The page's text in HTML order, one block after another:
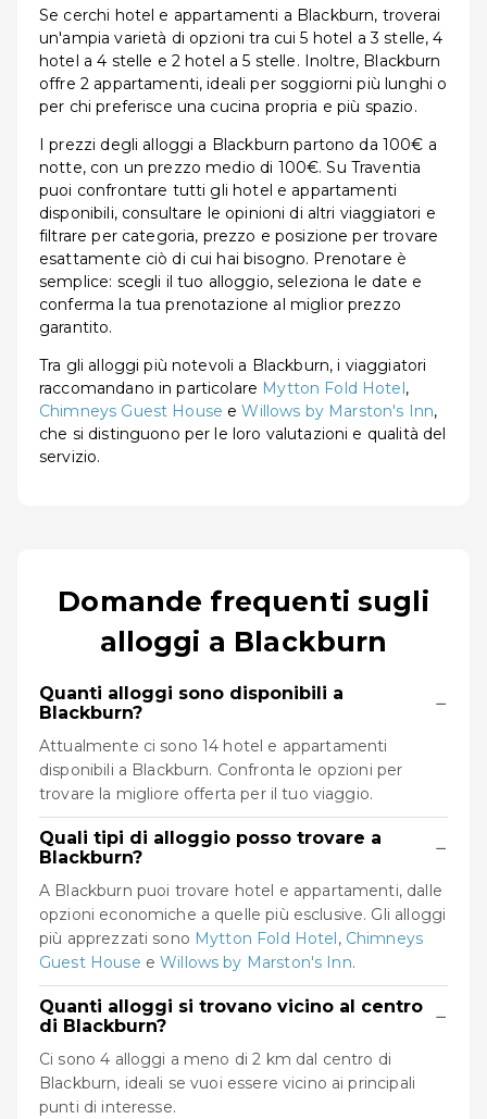
Se cerchi hotel e appartamenti a Blackburn, troverai
un'ampia varietà di opzioni tra cui 5 hotel a 3 stelle, 4
hotel a 4 stelle e 2 hotel a 5 stelle. Inoltre, Blackburn
offre 2 appartamenti, ideali per soggiorni più lunghi o
per chi preferisce una cucina propria e più spazio.
I prezzi degli alloggi a Blackburn partono da 100€ a
notte, con un prezzo medio di 100€. Su Traventia
puoi confrontare tutti gli hotel e appartamenti
disponibili, consultare le opinioni di altri viaggiatori e
filtrare per categoria, prezzo e posizione per trovare
esattamente ciò di cui hai bisogno. Prenotare è
semplice: scegli il tuo alloggio, seleziona le date e
conferma la tua prenotazione al miglior prezzo
garantito.
Tra gli alloggi più notevoli a Blackburn, i viaggiatori
raccomandano in particolare Mytton Fold Hotel,
Chimneys Guest House eWillows by Marston's Inn,
che si distinguono per le loro valutazioni e qualità del
servizio.
Domande frequenti sugli
alloggi a Blackburn
Quanti alloggi sono disponibili a
Blackburn?
−
Attualmente ci sono 14 hotel e appartamenti
disponibili a Blackburn. Confronta le opzioni per
trovare la migliore offerta per il tuo viaggio.
Quali tipi di alloggio posso trovare a
Blackburn?
−
A Blackburn puoi trovare hotel e appartamenti, dalle
opzioni economiche a quelle più esclusive. Gli alloggi
più apprezzati sono Mytton Fold Hotel, Chimneys
Guest House eWillows by Marston's Inn.
Quanti alloggi si trovano vicino al centro
di Blackburn?
−
Ci sono 4 alloggi a meno di 2 km dal centro di
Blackburn, ideali se vuoi essere vicino ai principali
punti di interesse.